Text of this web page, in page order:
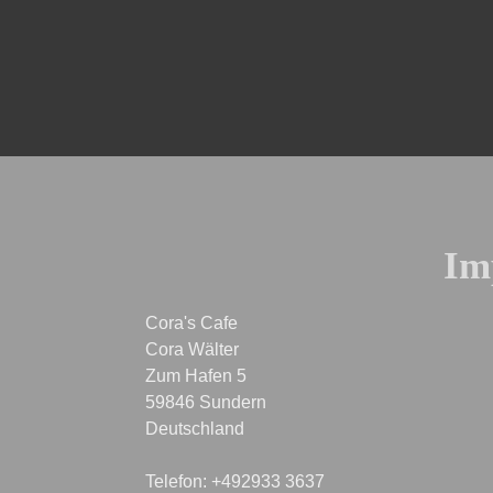
Cora's Cafe
Cora Wälter
Zum Hafen 5
59846 Sundern
Deutschland
Telefon: +492933 3637